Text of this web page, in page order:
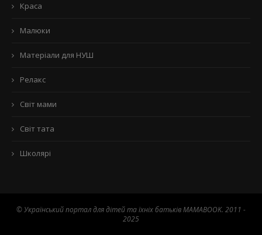
Краса
Малюки
Матеріали для НУШ
Релакс
Світ мами
Світ тата
Школярі
© Український портал для дітей та їхніх батьків MAMABOOK. 2011 -
2025